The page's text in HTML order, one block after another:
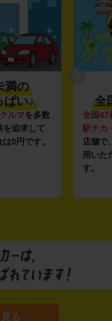
満の
ぱい♪
ルマを多数
を追求して
0円です。
全
全国47
駅チカ
店舗で
用いた
す。
る